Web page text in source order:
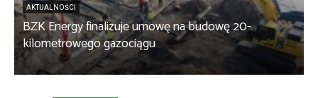
AKTUALNOŚCI
BZK Energy finalizuje umowę na budowę 20-
kilometrowego gazociągu